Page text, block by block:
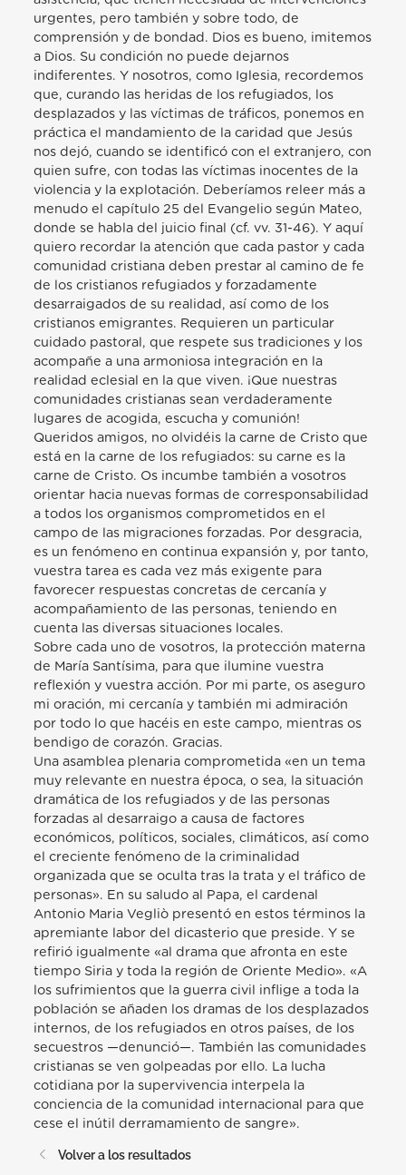
urgentes, pero también y sobre todo, de
comprensión y de bondad. Dios es bueno, imitemos
a Dios. Su condición no puede dejarnos
indiferentes. Y nosotros, como Iglesia, recordemos
que, curando las heridas de los refugiados, los
desplazados y las víctimas de tráficos, ponemos en
práctica el mandamiento de la caridad que Jesús
nos dejó, cuando se identificó con el extranjero, con
quien sufre, con todas las víctimas inocentes de la
violencia y la explotación. Deberíamos releer más a
menudo el capítulo 25 del Evangelio según Mateo,
donde se habla del juicio final (cf. vv. 31-46). Y aquí
quiero recordar la atención que cada pastor y cada
comunidad cristiana deben prestar al camino de fe
de los cristianos refugiados y forzadamente
desarraigados de su realidad, así como de los
cristianos emigrantes. Requieren un particular
cuidado pastoral, que respete sus tradiciones y los
acompañe a una armoniosa integración en la
realidad eclesial en la que viven. ¡Que nuestras
comunidades cristianas sean verdaderamente
lugares de acogida, escucha y comunión!
Queridos amigos, no olvidéis la carne de Cristo que
está en la carne de los refugiados: su carne es la
carne de Cristo. Os incumbe también a vosotros
orientar hacia nuevas formas de corresponsabilidad
a todos los organismos comprometidos en el
campo de las migraciones forzadas. Por desgracia,
es un fenómeno en continua expansión y, por tanto,
vuestra tarea es cada vez más exigente para
favorecer respuestas concretas de cercanía y
acompañamiento de las personas, teniendo en
cuenta las diversas situaciones locales.
Sobre cada uno de vosotros, la protección materna
de María Santísima, para que ilumine vuestra
reflexión y vuestra acción. Por mi parte, os aseguro
mi oración, mi cercanía y también mi admiración
por todo lo que hacéis en este campo, mientras os
bendigo de corazón. Gracias.
Una asamblea plenaria comprometida «en un tema
muy relevante en nuestra época, o sea, la situación
dramática de los refugiados y de las personas
forzadas al desarraigo a causa de factores
económicos, políticos, sociales, climáticos, así como
el creciente fenómeno de la criminalidad
organizada que se oculta tras la trata y el tráfico de
personas». En su saludo al Papa, el cardenal
Antonio Maria Vegliò presentó en estos términos la
apremiante labor del dicasterio que preside. Y se
refirió igualmente «al drama que afronta en este
tiempo Siria y toda la región de Oriente Medio». «A
los sufrimientos que la guerra civil inflige a toda la
población se añaden los dramas de los desplazados
internos, de los refugiados en otros países, de los
secuestros —denunció—. También las comunidades
cristianas se ven golpeadas por ello. La lucha
cotidiana por la supervivencia interpela la
conciencia de la comunidad internacional para que
cese el inútil derramamiento de sangre».
Volver a los resultados